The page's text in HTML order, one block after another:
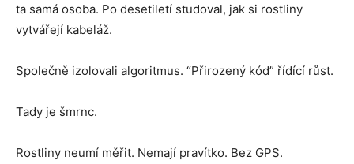
ta samá osoba. Po desetiletí studoval, jak si rostliny
vytvářejí kabeláž.
Společně izolovali algoritmus. “Přirozený kód” řídící růst.
Tady je šmrnc.
Rostliny neumí měřit. Nemají pravítko. Bez GPS.